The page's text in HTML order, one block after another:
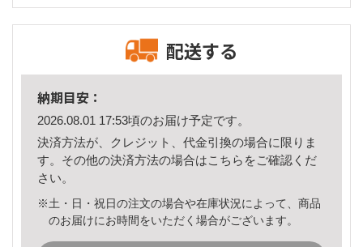
配送する
納期目安：
2026.08.01 17:53頃のお届け予定です。
決済方法が、クレジット、代金引換の場合に限りま
す。その他の決済方法の場合はこちら をご確認くだ
さい。
※土・日・祝日の注文の場合や在庫状況によって、商品
のお届けにお時間をいただく場合がございます。